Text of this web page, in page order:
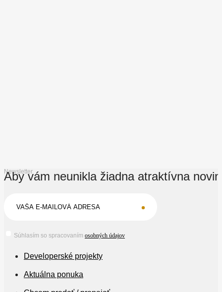
Newsletter
Aby vám neunikla žiadna atraktívna
Súhlasím so spracovaním osobných údajov
Developerské projekty
Aktuálna ponuka